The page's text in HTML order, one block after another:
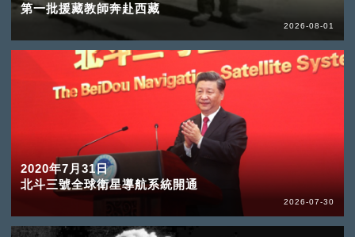
第一批援藏教師奔赴西藏
2026-08-01
2020年7月31日
北斗三號全球衛星導航系統開通
2026-07-30